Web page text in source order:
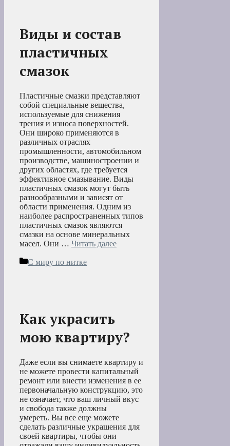
Виды и состав
пластичных
смазок
Пластичные смазки представляют
собой специальные вещества,
используемые для снижения
трения и износа поверхностей.
Они широко применяются в
различных отраслях
промышленности, автомобильном
производстве, машиностроении и
других областях, где требуется
эффективное смазывание. Виды
пластичных смазок могут быть
разнообразными и зависят от
области применения. Одним из
наиболее распространенных типов
пластичных смазок являются
смазки на основе минеральных
масел. Они … Читать далее
Рубрики
С миру по нитке
Как украсить
мою квартиру?
Даже если вы снимаете квартиру и
не можете провести капитальный
ремонт или внести изменения в ее
первоначальную конструкцию, это
не означает, что ваш личный вкус
и свобода также должны
умереть. Вы все еще можете
сделать различные украшения для
своей квартиры, чтобы они